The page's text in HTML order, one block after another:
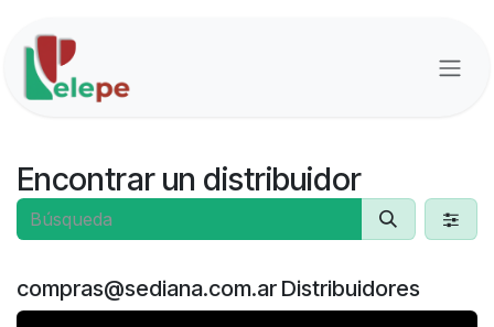
Encontrar un distribuidor
compras@sediana.com.ar Distribuidores